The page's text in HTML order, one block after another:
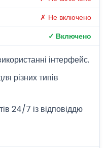
✗ Не включено
✓ Включено
інтерфейс.
різних типів
24/7 із відповіддю